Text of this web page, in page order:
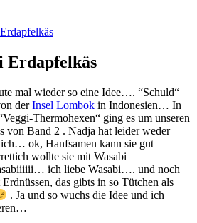
Erdapfelkäs
mal wieder so eine Idee…. “Schuld“
derInsel Lombok in Indonesien… In
Thermohexen“ ging es um unseren
von Band 2 . Nadja hat leider weder
ok, Hanfsamen kann sie gut
wollte sie mit Wasabi
ich liebe Wasabi…. und noch
das gibts in so Tütchen als
. Ja und so wuchs die Idee und ich